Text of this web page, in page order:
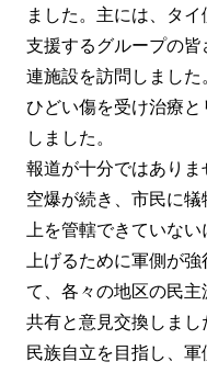
ました。主には、タ
支援するグループの
連施設を訪問しました
ひどい傷を受け治療
しました。
報道が十分ではあり
空爆が続き、市民に
上を管轄できていな
上げるために軍側が
て、各々の地区の民
共有と意見交換しま
民族自立を目指し、